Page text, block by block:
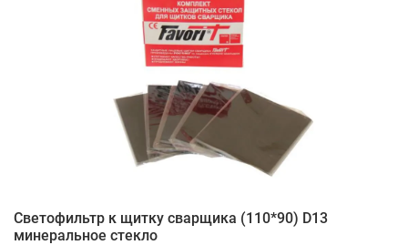
Светофильтр к щитку сварщика (110*90) D13
минеральное стекло